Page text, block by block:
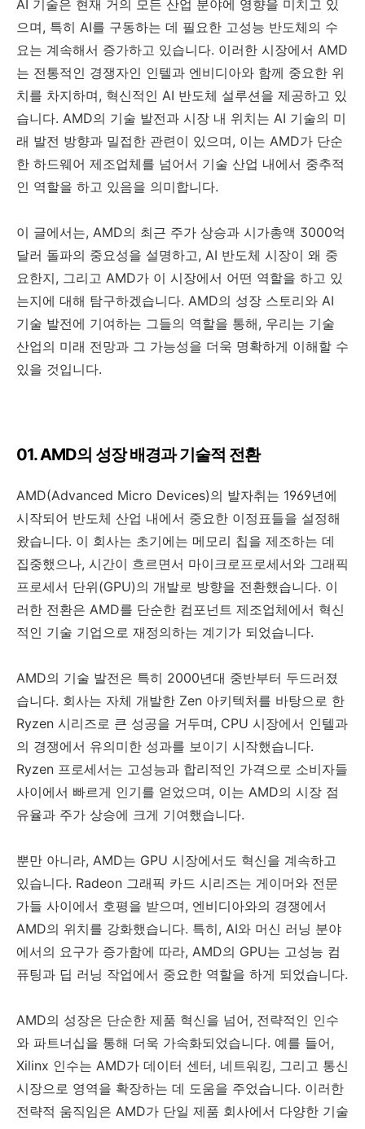
AI 기술은 현재 거의 모든 산업 분야에 영향을 미치고 있
으며, 특히 AI를 구동하는 데 필요한 고성능 반도체의 수
요는 계속해서 증가하고 있습니다. 이러한 시장에서 AMD
는 전통적인 경쟁자인 인텔과 엔비디아와 함께 중요한 위
치를 차지하며, 혁신적인 AI 반도체 설루션을 제공하고 있
습니다. AMD의 기술 발전과 시장 내 위치는 AI 기술의 미
래 발전 방향과 밀접한 관련이 있으며, 이는 AMD가 단순
한 하드웨어 제조업체를 넘어서 기술 산업 내에서 중추적
인 역할을 하고 있음을 의미합니다.
이 글에서는, AMD의 최근 주가 상승과 시가총액 3000억
달러 돌파의 중요성을 설명하고, AI 반도체 시장이 왜 중
요한지, 그리고 AMD가 이 시장에서 어떤 역할을 하고 있
는지에 대해 탐구하겠습니다. AMD의 성장 스토리와 AI
기술 발전에 기여하는 그들의 역할을 통해, 우리는 기술
산업의 미래 전망과 그 가능성을 더욱 명확하게 이해할 수
있을 것입니다.
01. AMD의 성장 배경과 기술적 전환
AMD(Advanced Micro Devices)의 발자취는 1969년에
시작되어 반도체 산업 내에서 중요한 이정표들을 설정해
왔습니다. 이 회사는 초기에는 메모리 칩을 제조하는 데
집중했으나, 시간이 흐르면서 마이크로프로세서와 그래픽
프로세서 단위(GPU)의 개발로 방향을 전환했습니다. 이
러한 전환은 AMD를 단순한 컴포넌트 제조업체에서 혁신
적인 기술 기업으로 재정의하는 계기가 되었습니다.
AMD의 기술 발전은 특히 2000년대 중반부터 두드러졌
습니다. 회사는 자체 개발한 Zen 아키텍처를 바탕으로 한
Ryzen 시리즈로 큰 성공을 거두며, CPU 시장에서 인텔과
의 경쟁에서 유의미한 성과를 보이기 시작했습니다.
Ryzen 프로세서는 고성능과 합리적인 가격으로 소비자들
사이에서 빠르게 인기를 얻었으며, 이는 AMD의 시장 점
유율과 주가 상승에 크게 기여했습니다.
뿐만 아니라, AMD는 GPU 시장에서도 혁신을 계속하고
있습니다. Radeon 그래픽 카드 시리즈는 게이머와 전문
가들 사이에서 호평을 받으며, 엔비디아와의 경쟁에서
AMD의 위치를 강화했습니다. 특히, AI와 머신 러닝 분야
에서의 요구가 증가함에 따라, AMD의 GPU는 고성능 컴
퓨팅과 딥 러닝 작업에서 중요한 역할을 하게 되었습니다.
AMD의 성장은 단순한 제품 혁신을 넘어, 전략적인 인수
와 파트너십을 통해 더욱 가속화되었습니다. 예를 들어,
Xilinx 인수는 AMD가 데이터 센터, 네트워킹, 그리고 통신
시장으로 영역을 확장하는 데 도움을 주었습니다. 이러한
전략적 움직임은 AMD가 단일 제품 회사에서 다양한 기술